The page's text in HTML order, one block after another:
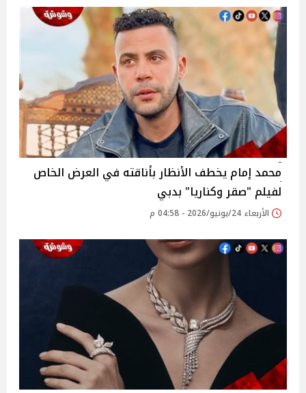
محمد إمام يخطف الأنظار بأناقته في العرض الخاص
لفيلم "صقر وكناريا" بدبي
الأربعاء 24/يونيو/2026 - 04:58 م